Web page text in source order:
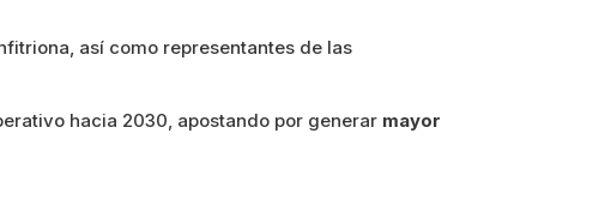
así como representantes de las
hacia 2030, apostando por generar mayor